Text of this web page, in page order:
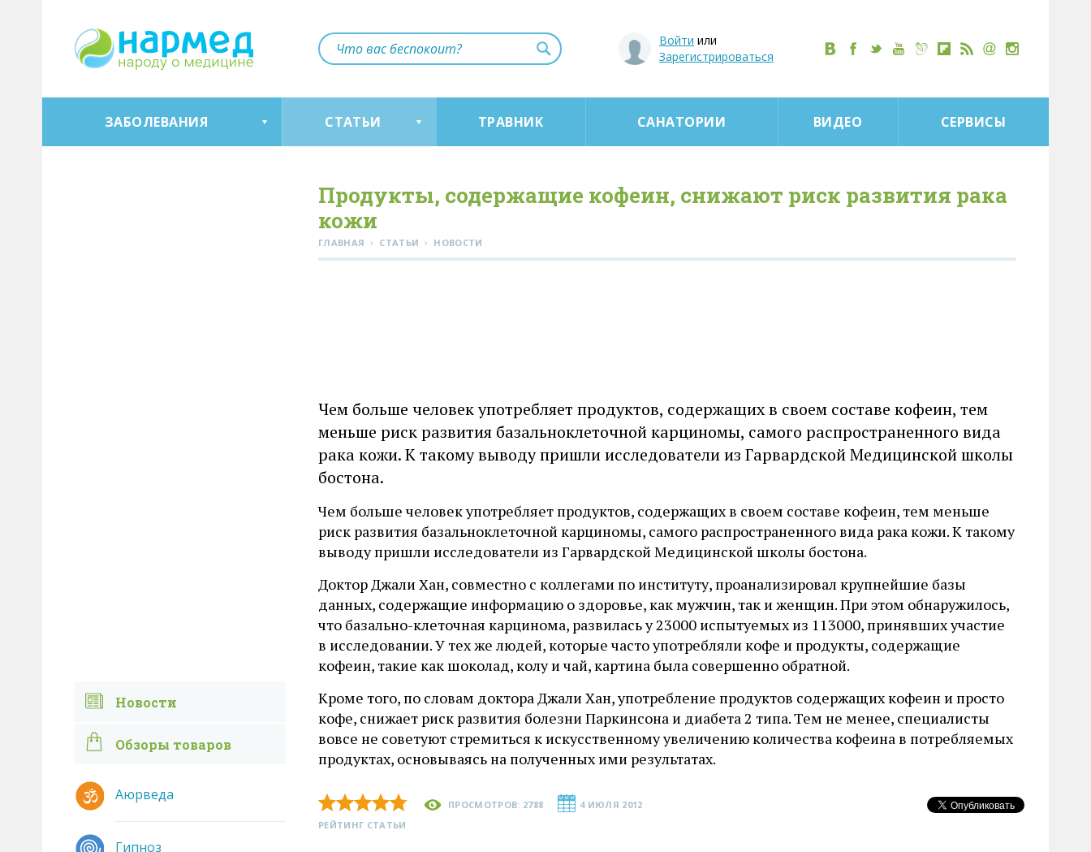
Войти или
Зарегистрироваться
ЗАБОЛЕВАНИЯ СТАТЬИ ТРАВНИК САНАТОРИИ ВИДЕО СЕРВИСЫ
Продукты, содержащие кофеин, снижают риск развития рака
кожи
ГЛАВНАЯ › СТАТЬИ › НОВОСТИ
Чем больше человек употребляет продуктов, содержащих в своем составе кофеин, тем
меньше риск развития базальноклеточной карциномы, самого распространенного вида
рака кожи. К такому выводу пришли исследователи из Гарвардской Медицинской школы
бостона.
Чем больше человек употребляет продуктов, содержащих в своем составе кофеин, тем меньше
риск развития базальноклеточной карциномы, самого распространенного вида рака кожи. К такому
выводу пришли исследователи из Гарвардской Медицинской школы бостона.
Доктор Джали Хан, совместно с коллегами по институту, проанализировал крупнейшие базы
данных, содержащие информацию о здоровье, как мужчин, так и женщин. При этом обнаружилось,
что базально-клеточная карцинома, развилась у 23000 испытуемых из 113000, принявших участие
в исследовании. У тех же людей, которые часто употребляли кофе и продукты, содержащие
кофеин, такие как шоколад, колу и чай, картина была совершенно обратной.
Кроме того, по словам доктора Джали Хан, употребление продуктов содержащих кофеин и просто
кофе, снижает риск развития болезни Паркинсона и диабета 2 типа. Тем не менее, специалисты
вовсе не советуют стремиться к искусственному увеличению количества кофеина в потребляемых
продуктах, основываясь на полученных ими результатах.
РЕЙТИНГ СТАТЬИ
ПРОСМОТРОВ: 2788 4 ИЮЛЯ 2012
Новости
Обзоры товаров
Аюрведа
Гипноз